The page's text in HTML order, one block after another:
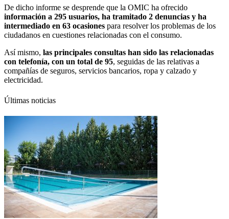
De dicho informe se desprende que la OMIC ha ofrecido
información a 295 usuarios, ha tramitado 2 denuncias y ha
intermediado en 63 ocasiones para resolver los problemas de los
ciudadanos en cuestiones relacionadas con el consumo.
Así mismo, las principales consultas han sido las relacionadas
con telefonía, con un total de 95, seguidas de las relativas a
compañías de seguros, servicios bancarios, ropa y calzado y
electricidad.
Últimas noticias